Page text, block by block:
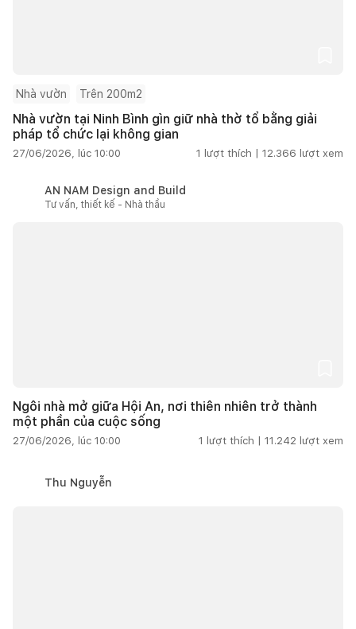
Nhà vườn Trên 200m2
Nhà vườn tại Ninh Bình gìn giữ nhà thờ tổ bằng giải
pháp tổ chức lại không gian
27/06/2026, lúc 10:00 1 lượt thích | 12.366 lượt xem
AN NAM Design and Build
Tư vấn, thiết kế - Nhà thầu
Ngôi nhà mở giữa Hội An, nơi thiên nhiên trở thành
một phần của cuộc sống
27/06/2026, lúc 10:00 1 lượt thích | 11.242 lượt xem
Thu Nguyễn